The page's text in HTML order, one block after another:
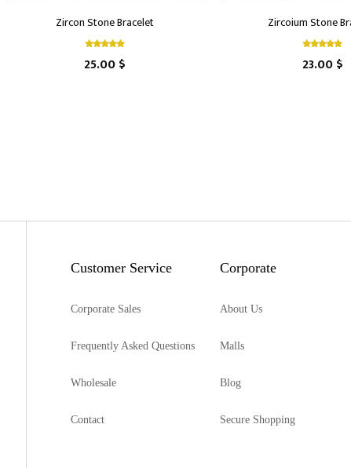
Zircon Stone Bracelet
25.00 $
Zircoium Stone
23.00 $
Customer Service
Corporate Sales
Frequently Asked Questions
Wholesale
Contact
Corporate
About Us
Malls
Blog
Secure Shopping